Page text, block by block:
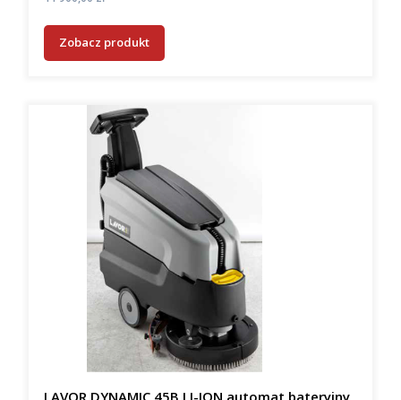
Zobacz produkt
LAVOR DYNAMIC 45B LI-ION automat bateryjny